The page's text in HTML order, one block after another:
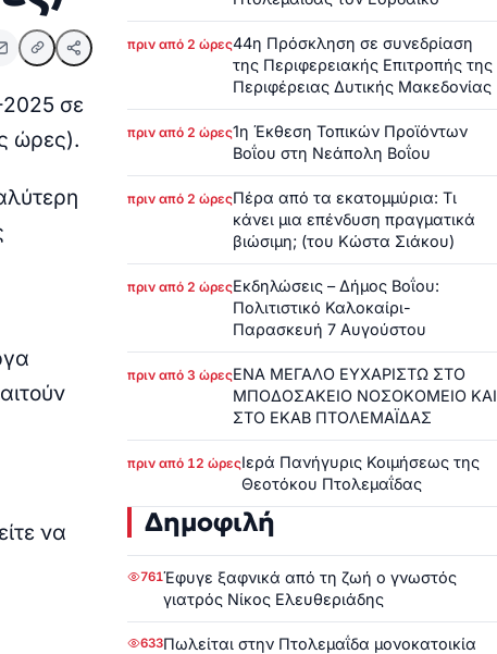
2025 σε
ώρες).
να
πριν από 2 ώρες44η Πρόσκληση σε συνεδρίαση
της Περιφερειακής Επιτροπής της
Περιφέρειας Δυτικής Μακεδονίας
πριν από 2 ώρες1η Έκθεση Τοπικών Προϊόντων
Βοΐου στη Νεάπολη Βοΐου
πριν από 2 ώρεςΠέρα από τα εκατομμύρια: Τι
κάνει μια επένδυση πραγματικά
βιώσιμη; (του Κώστα Σιάκου)
πριν από 2 ώρεςΕκδηλώσεις – Δήμος Βοΐου:
Πολιτιστικό Καλοκαίρι-
Παρασκευή 7 Αυγούστου
πριν από 3 ώρεςΕΝΑ ΜΕΓΑΛΟ ΕΥΧΑΡΙΣΤΩ ΣΤΟ
ΜΠΟΔΟΣΑΚΕΙΟ ΝΟΣΟΚΟΜΕΙΟ ΚΑΙ
ΣΤΟ ΕΚΑΒ ΠΤΟΛΕΜΑΪΔΑΣ
πριν από 12 ώρεςΙερά Πανήγυρις Κοιμήσεως της
Θεοτόκου Πτολεμαΐδας
Δημοφιλή
761Έφυγε ξαφνικά από τη ζωή ο γνωστός
γιατρός Νίκος Ελευθεριάδης
633Πωλείται στην Πτολεμαΐδα μονοκατοικία